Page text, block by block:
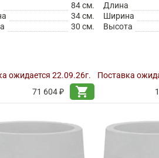
84 см.
34 см.
30 см.
ожидается 22.09.26г.
71 604 ₽
shopping_cart
Длина
Ширина
Высота
Поставка